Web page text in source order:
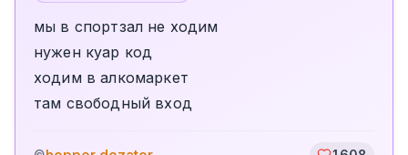
мы в спортзал не ходим
нужен куар код
ходим в алкомаркет
там свободный вход